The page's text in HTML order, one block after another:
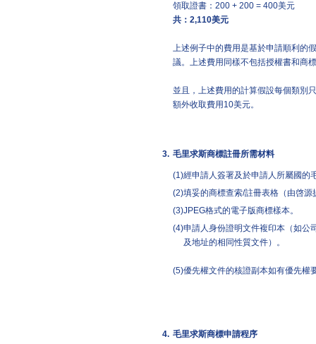
領取證書：200 + 200 = 400美元
共： 2,110美元
上述例子中的費用是基於申請順利的
議。上述費用同樣不包括授權書和商
並且，上述費用的計算假設每個類別
額外收取費用10美元。
3. 毛里求斯商標註冊所需材料
(1)經申請人簽署及於申請人所屬國的
(2)填妥的商標查索/註冊表格（由啓源
(3)JPEG格式的電子版商標樣本。
(4)申請人身份證明文件複印本（如公
及地址的相同性質文件）。
(5)優先權文件的核證副本如有優先權
4. 毛里求斯商標申請程序